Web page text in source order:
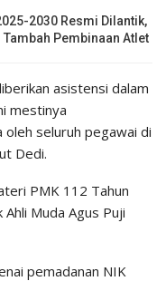
2030 Resmi Dilantik,
Pembinaan Atlet
asistensi dalam
mestinya
oleh seluruh pegawai di
Dedi.
PMK 112 Tahun
Muda Agus Puji
pemadanan NIK